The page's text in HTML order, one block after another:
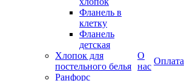
Фланель в
клетку
Фланель
детская
Хлопок для
постельного белья
Ранфорс
О
нас
Оплата